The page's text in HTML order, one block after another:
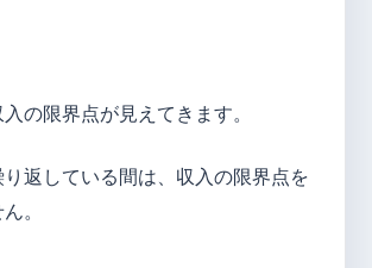
の限界点が見えてきます。
り返している間は、収入の限界点を
。